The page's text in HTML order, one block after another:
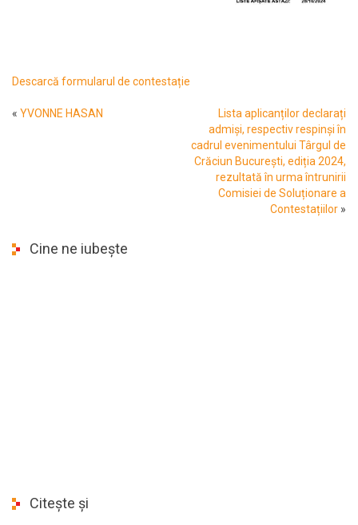
Descarcă formularul de contestație
« YVONNE HASAN
Lista aplicanților declarați
admiși, respectiv respinși în
cadrul evenimentului Târgul de
Crăciun București, ediția 2024,
rezultată în urma întrunirii
Comisiei de Soluționare a
Contestațiilor »
Cine ne iubește
Citește și